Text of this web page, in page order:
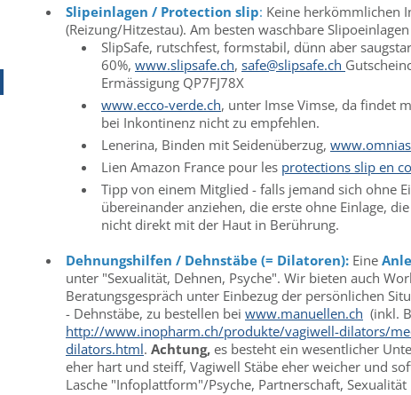
Slipeinlagen / Protection slip: Keine herkömmlichen
(Reizung/Hitzestau). Am besten waschbare
SlipSafe, rutschfest, formstabil, dünn aber
60%, www.slipsafe.ch, safe@slipsafe.ch
Ermässigung QP7FJ78X
www.ecco-verde.ch, unter Imse Vimse, da findet
bei Inkontinenz nicht zu empfehlen.
Lenerina, Binden mit Seidenüberzug,
Lien Amazon France pour les protections slip en
Tipp von einem Mitglied - falls jemand sich ohne
übereinander anziehen, die erste ohne Einlage,
nicht direkt mit der Haut in Berührung.
Dehnungshilfen / Dehnstäbe (= Dilatoren): Eine
unter "Sexualität, Dehnen, Psyche". Wir bieten auch
Beratungsgespräch unter Einbezug der persönlichen
- Dehnstäbe, zu bestellen bei www.manuellen.ch (inkl.
http://www.inopharm.ch/produkte/vagiwell-dilators/
dilators.html. Achtung, es besteht ein wesentlicher
eher hart und steiff, Vagiwell Stäbe eher weicher und
Lasche "Infoplattform"/Psyche, Partnerschaft, Sexualität